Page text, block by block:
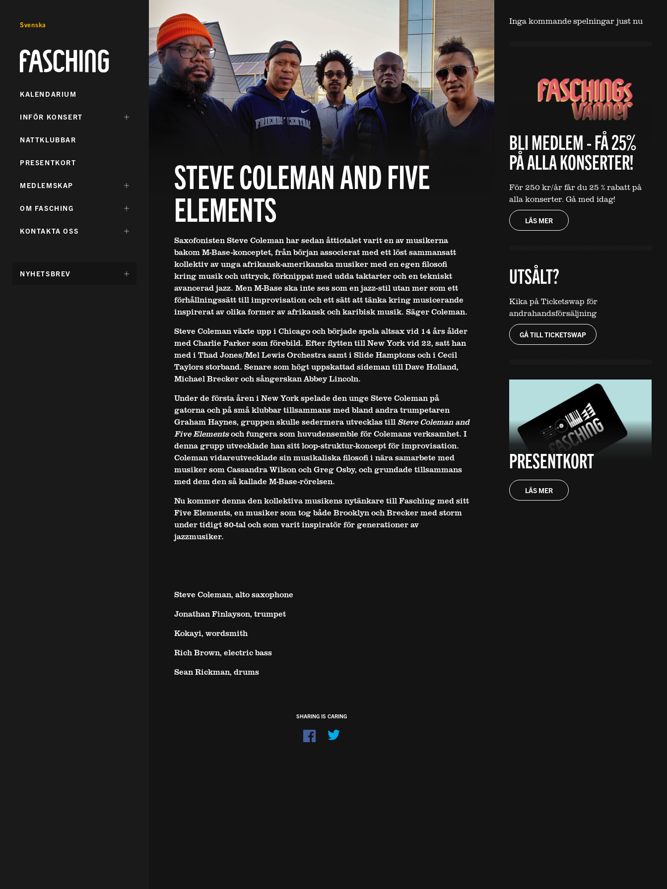
Svenska
Fasching
KALENDARIUM
DÖLJ
INFÖR KONSERT
NATTKLUBBAR
PRESENTKORT
DÖLJ
MEDLEMSKAP
DÖLJ
OM FASCHING
DÖLJ
KONTAKTA OSS
DÖLJ
NYHETSBREV
STEVE COLEMAN AND FIVE
ELEMENTS
Saxofonisten Steve Coleman har sedan åttiotalet varit en av musikerna
bakom M-Base-konceptet, från början associerat med ett löst sammansatt
kollektiv av unga afrikansk-amerikanska musiker med en egen filosofi
kring musik och uttryck, förknippat med udda taktarter och en tekniskt
avancerad jazz. Men M-Base ska inte ses som en jazz-stil utan mer som ett
förhållningssätt till improvisation och ett sätt att tänka kring musicerande
inspirerat av olika former av afrikansk och karibisk musik. Säger Coleman.
Steve Coleman växte upp i Chicago och började spela altsax vid 14 års ålder
med Charlie Parker som förebild. Efter flytten till New York vid 22, satt han
med i Thad Jones/Mel Lewis Orchestra samt i Slide Hamptons och i Cecil
Taylors storband. Senare som högt uppskattad sideman till Dave Holland,
Michael Brecker och sångerskan Abbey Lincoln.
Under de första åren i New York spelade den unge Steve Coleman på
gatorna och på små klubbar tillsammans med bland andra trumpetaren
Graham Haynes, gruppen skulle sedermera utvecklas tillSteve Coleman and
Five Elementsoch fungera som huvudensemble för Colemans verksamhet. I
denna grupp utvecklade han sitt loop-struktur-koncept för improvisation.
Coleman vidareutvecklade sin musikaliska filosofi i nära samarbete med
musiker som Cassandra Wilson och Greg Osby, och grundade tillsammans
med dem den så kallade M-Base-rörelsen.
Nu kommer denna den kollektiva musikens nytänkare till Fasching med sitt
Five Elements, en musiker som tog både Brooklyn och Brecker med storm
under tidigt 80-tal och som varit inspiratör för generationer av
jazzmusiker.
Steve Coleman, alto saxophone
Jonathan Finlayson, trumpet
Kokayi, wordsmith
Rich Brown, electric bass
Sean Rickman, drums
SHARING IS CARING
Dela
Inga kommande spelningar just nu
BLI MEDLEM - FÅ 25%
PÅ ALLA KONSERTER!
För 250 kr/år får du 25 % rabatt på
alla konserter. Gå med idag!
LÄS MER
UTSÅLT?
Kika på Ticketswap för
andrahandsförsäljning
GÅ TILL TICKETSWAP
PRESENTKORT
LÄS MER